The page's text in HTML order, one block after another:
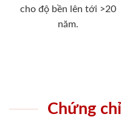
cho độ bền lên tới >20
năm.
Chứng